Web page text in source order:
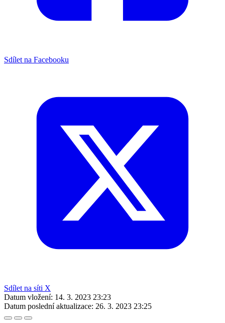
Sdílet na Facebooku
Sdílet na síti X
Datum vložení: 14. 3. 2023 23:23
Datum poslední aktualizace: 26. 3. 2023 23:25